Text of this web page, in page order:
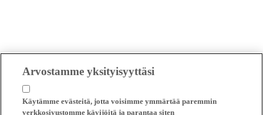
Arvostamme yksityisyyttäsi
Käytämme evästeitä, jotta voisimme ymmärtää paremmin
verkkosivustomme kävijöitä ja parantaa siten